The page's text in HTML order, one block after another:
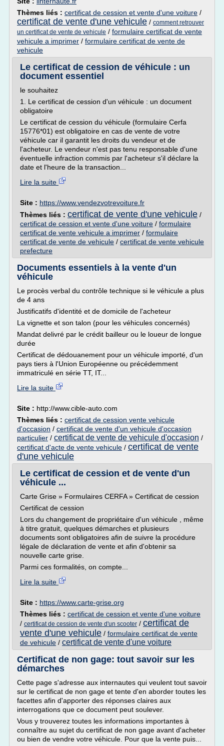
Thèmes liés : certificat de cession et vente d'une voiture /
certificat de vente d'une vehicule / comment retrouver
un certificat de vente de vehicule / formulaire certificat de vente
vehicule a imprimer / formulaire certificat de vente de
vehicule
Le certificat de cession de véhicule : un
document essentiel
le souhaitez
1. Le certificat de cession d'un véhicule : un document
obligatoire
Le certificat de cession du véhicule (formulaire Cerfa
15776*01) est obligatoire en cas de vente de votre
véhicule car il garantit les droits du vendeur et de
l'acheteur. Le vendeur n'est pas tenu responsable d'une
éventuelle infraction commis par l'acheteur s'il déclare la
date et l'heure de la transaction...
Lire la suite
Site : https://www.vendezvotrevoiture.fr
Thèmes liés : certificat de vente d'une vehicule /
certificat de cession et vente d'une voiture / formulaire
certificat de vente vehicule a imprimer / formulaire
certificat de vente de vehicule / certificat de vente vehicule
prefecture
Documents essentiels à la vente d'un
véhicule
Le procès verbal du contrôle technique si le véhicule a plus
de 4 ans
Justificatifs d'identité et de domicile de l'acheteur
La vignette et son talon (pour les véhicules concernés)
Mandat delivré par le crédit bailleur ou le loueur de longue
durée
Certificat de dédouanement pour un véhicule importé, d'un
pays tiers à l'Union Européenne ou précédemment
immatriculé en série TT, IT...
Lire la suite
Site : http://www.cible-auto.com
Thèmes liés : certificat de cession vente vehicule
d'occasion / certificat de vente d'un vehicule d'occasion
particulier / certificat de vente de vehicule d'occasion /
certificat d'acte de vente vehicule / certificat de vente
d'une vehicule
Le certificat de cession et de vente d'un
véhicule ...
Carte Grise » Formulaires CERFA » Certificat de cession
Certificat de cession
Lors du changement de propriétaire d'un véhicule , même
à titre gratuit, quelques démarches et plusieurs
documents sont obligatoires afin de suivre la procédure
légale de déclaration de vente et afin d'obtenir sa
nouvelle carte grise.
Parmi ces formalités, on compte...
Lire la suite
Site : https://www.carte-grise.org
Thèmes liés : certificat de cession et vente d'une voiture
/ certificat de cession de vente d'un scooter / certificat de
vente d'une vehicule / formulaire certificat de vente
de vehicule / certificat de vente d'une voiture
Certificat de non gage: tout savoir sur les
démarches
Cette page s'adresse aux internautes qui veulent tout savoir
sur le certificat de non gage et tente d'en aborder toutes les
facettes afin d'apporter des réponses claires aux
interrogations que ce document peut soulever.
Vous y trouverez toutes les informations importantes à
connaître au sujet du certificat de non gage avant d'acheter
ou bien de vendre votre véhicule. Pour que la vente puis...